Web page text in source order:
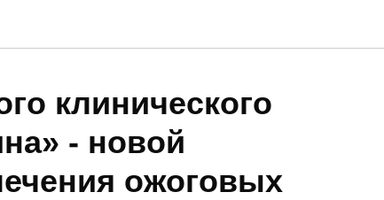
клинического
- новой
ожоговых